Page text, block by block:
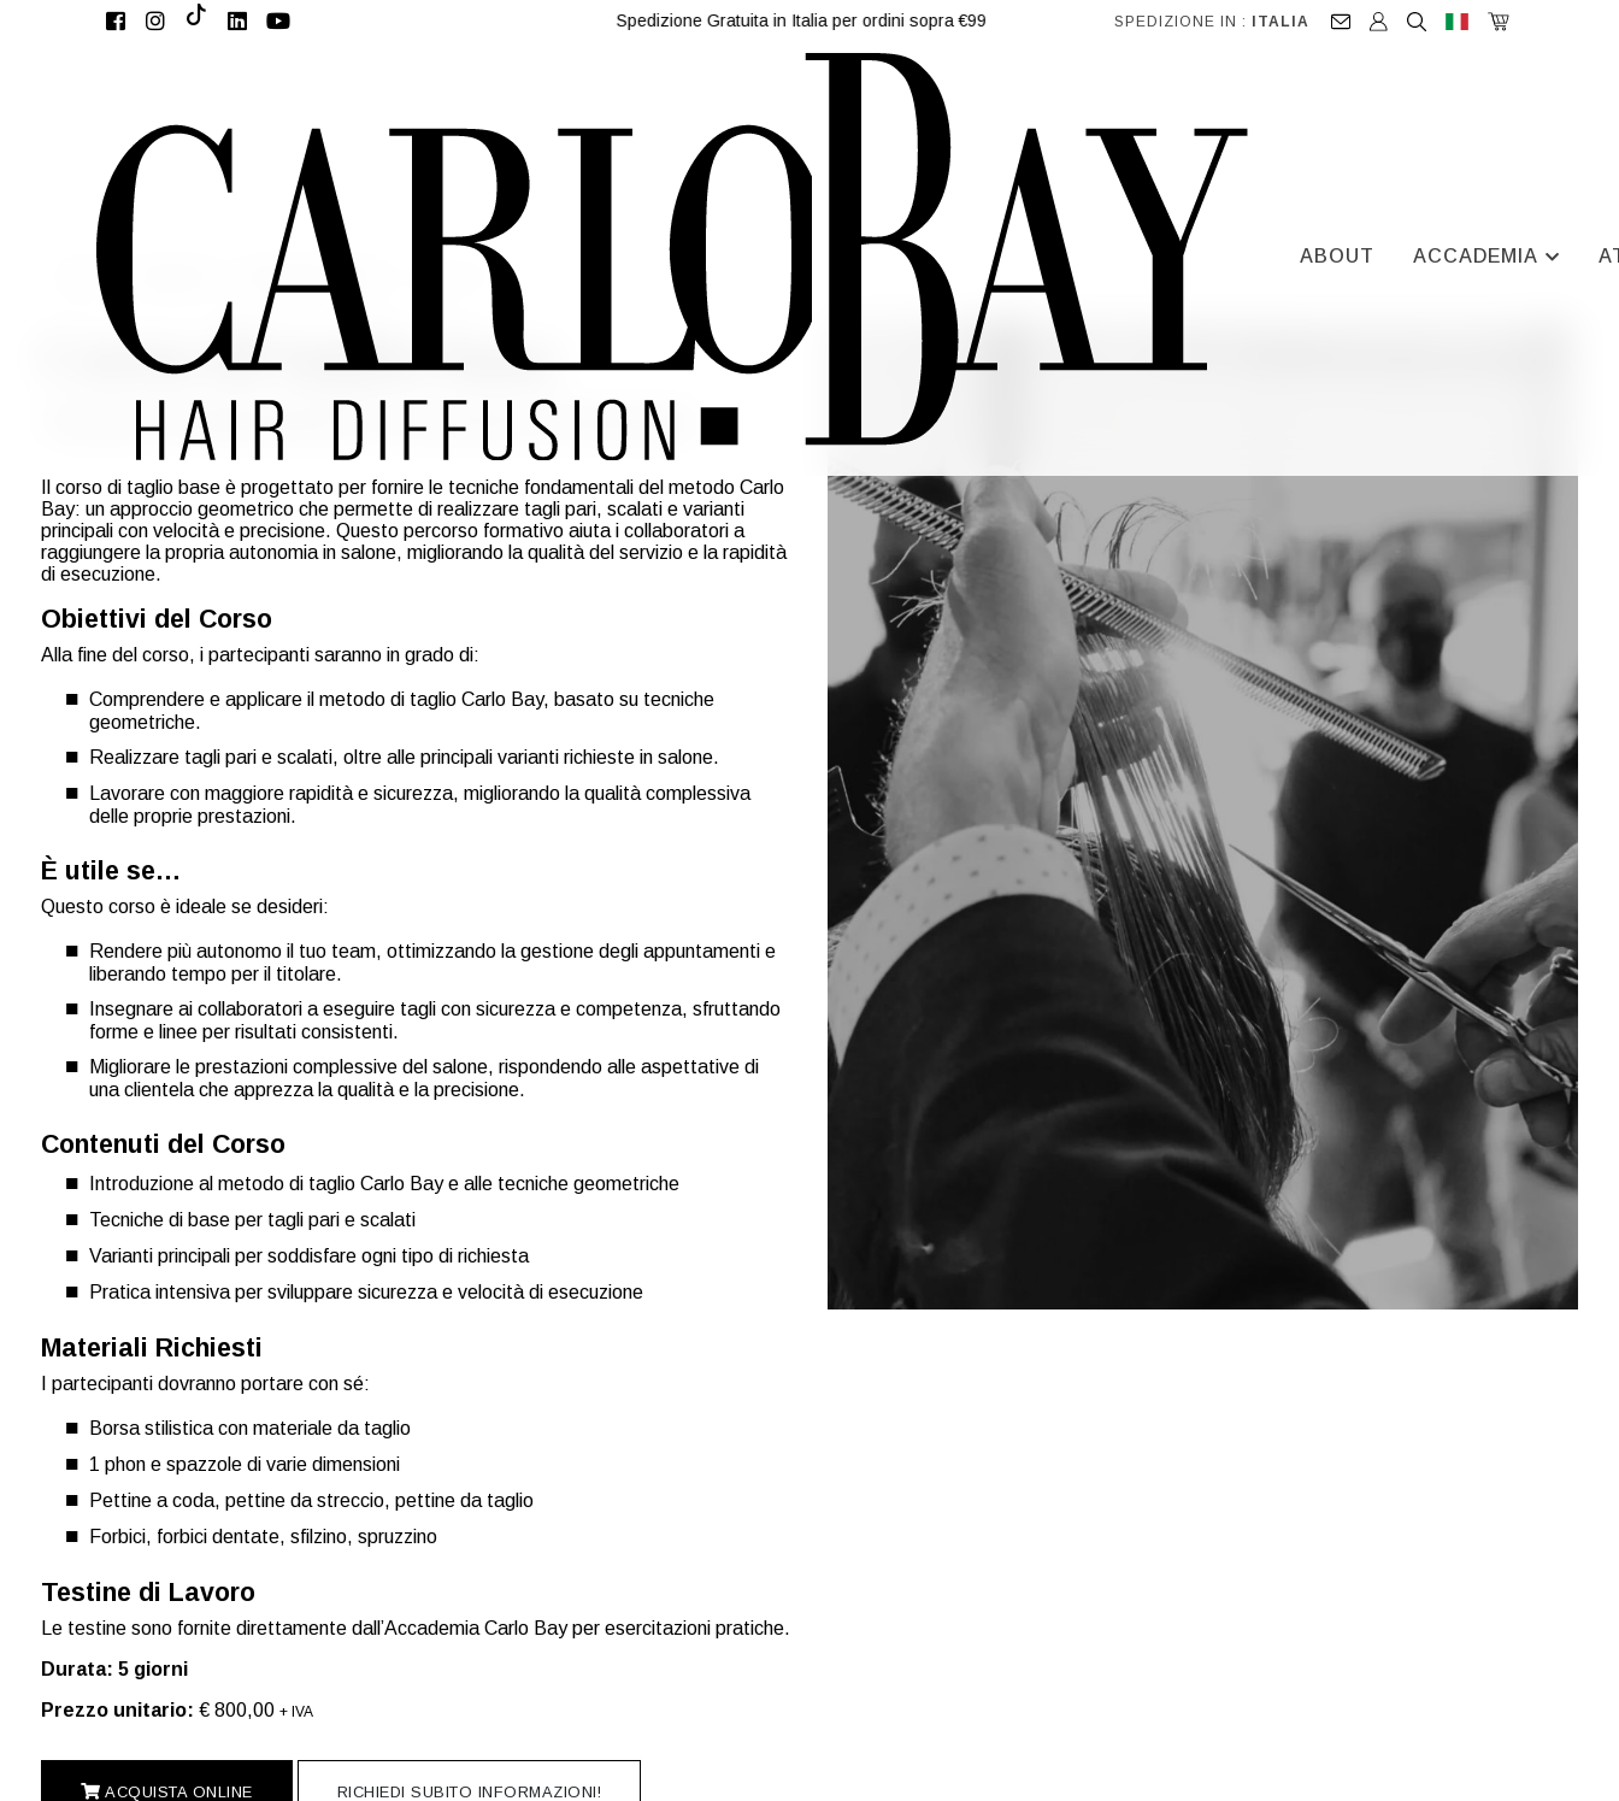
Spedizione Gratuita in Italia per ordini sopra €99 SPEDIZIONE IN : ITALIA
ABOUT ACCADEMIA
Home Accademia di Base Taglio Base
Corso di taglio base
Tecniche Fondamentali per un’Autonomia Professionale
Il corso di taglio base è progettato per fornire le tecniche fondamentali del metodo Carlo
Bay: un approccio geometrico che permette di realizzare tagli pari, scalati e varianti
principali con velocità e precisione. Questo percorso formativo aiuta i collaboratori a
raggiungere la propria autonomia in salone, migliorando la qualità del servizio e la rapidità
di esecuzione.
Obiettivi del Corso
Alla fine del corso, i partecipanti saranno in grado di:
Comprendere e applicare il metodo di taglio Carlo Bay, basato su tecniche
geometriche.
Realizzare tagli pari e scalati, oltre alle principali varianti richieste in salone.
Lavorare con maggiore rapidità e sicurezza, migliorando la qualità complessiva
delle proprie prestazioni.
È utile se…
Questo corso è ideale se desideri:
Rendere più autonomo il tuo team, ottimizzando la gestione degli appuntamenti e
liberando tempo per il titolare.
Insegnare ai collaboratori a eseguire tagli con sicurezza e competenza, sfruttando
forme e linee per risultati consistenti.
Migliorare le prestazioni complessive del salone, rispondendo alle aspettative di
una clientela che apprezza la qualità e la precisione.
Contenuti del Corso
Introduzione al metodo di taglio Carlo Bay e alle tecniche geometriche
Tecniche di base per tagli pari e scalati
Varianti principali per soddisfare ogni tipo di richiesta
Pratica intensiva per sviluppare sicurezza e velocità di esecuzione
Materiali Richiesti
I partecipanti dovranno portare con sé:
Borsa stilistica con materiale da taglio
1 phon e spazzole di varie dimensioni
Pettine a coda, pettine da streccio, pettine da taglio
Forbici, forbici dentate, sfilzino, spruzzino
Testine di Lavoro
Le testine sono fornite direttamente dall’Accademia Carlo Bay per esercitazioni pratiche.
Durata: 5 giorni
Prezzo unitario: € 800,00 + IVA
ACQUISTA ONLINE RICHIEDI SUBITO INFORMAZIONI!